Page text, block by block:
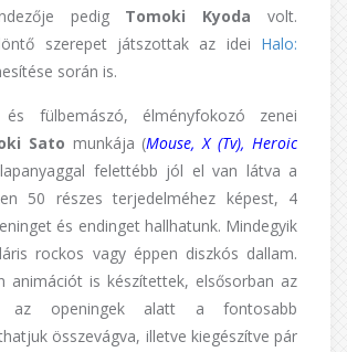
pedig Tomoki Kyoda volt.
szerepet játszottak az idei Halo:
során is.
fülbemászó, élményfokozó zenei
Sato munkája (Mouse, X (Tv), Heroic
felettébb jól el van látva a
50 részes terjedelméhez képest, 4
és endinget hallhatunk. Mindegyik
rockos vagy éppen diszkós dallam.
animációt is készítettek, elsősorban az
az openingek alatt a fontosabb
összevágva, illetve kiegészítve pár